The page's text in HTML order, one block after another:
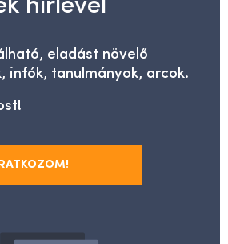
hírlevél
eladást növelő
infók, tanulmányok, arcok.